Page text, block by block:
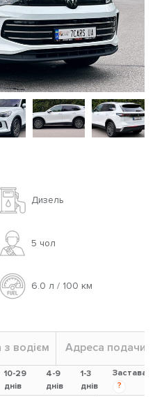
Дизель
5 чoл
6.0 л / 100 км
водієм Адреса подачи
10-29
днів
4-9
днів
1-3
днів
Застава
?